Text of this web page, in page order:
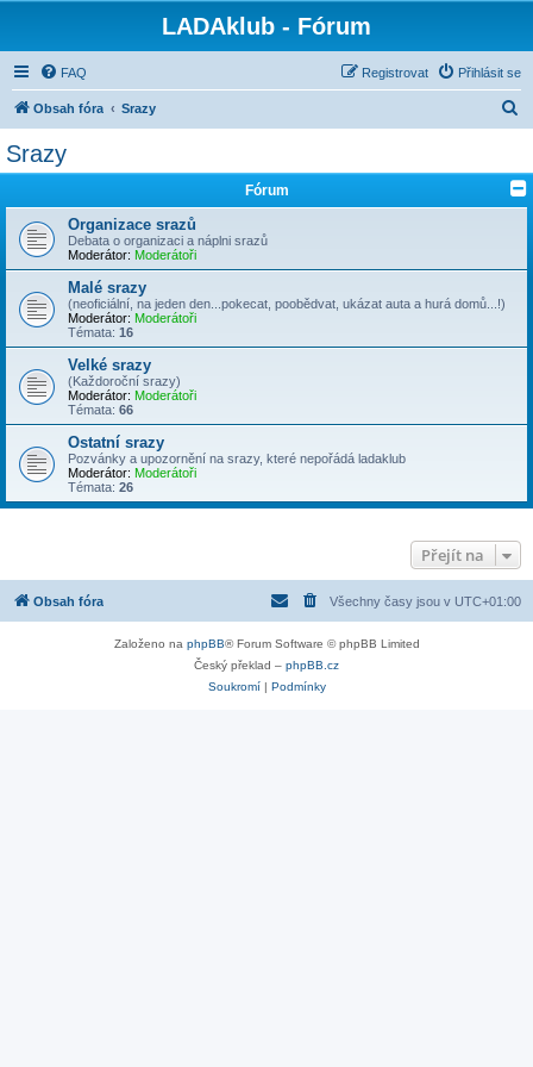
LADAklub - Fórum
FAQ Přihlásit se
Registrovat
Obsah fóra Srazy
d
Srazy
Fórum
Organizace srazů
Debata o organizaci a náplni srazů
Moderátor: Moderátoři
Malé srazy
(neoficiální, na jeden den...pokecat, poobědvat, ukázat auta a hurá domů...!)
Moderátor: Moderátoři
Témata: 16
Velké srazy
(Každoroční srazy)
Moderátor: Moderátoři
Témata: 66
Ostatní srazy
Pozvánky a upozornění na srazy, které nepořádá ladaklub
Moderátor: Moderátoři
Témata: 26
Přejít na
Obsah fóra Všechny časy jsou v UTC+01:00
Založeno na phpBB® Forum Software © phpBB Limited
Český překlad – phpBB.cz
Soukromí| Podmínky